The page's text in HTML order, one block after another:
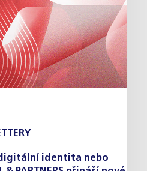
digitální identita nebo